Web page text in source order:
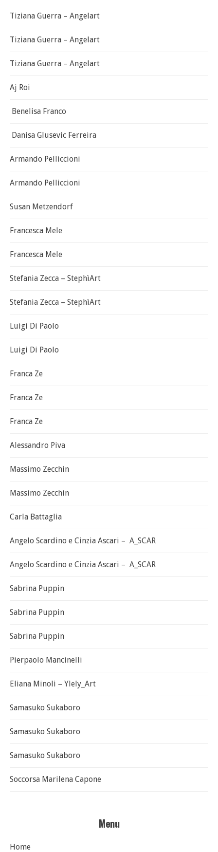
Tiziana Guerra – Angelart
Tiziana Guerra – Angelart
Tiziana Guerra – Angelart
Aj Roi
Benelisa Franco
Danisa Glusevic Ferreira
Armando Pelliccioni
Armando Pelliccioni
Susan Metzendorf
Francesca Mele
Francesca Mele
Stefania Zecca – StephìArt
Stefania Zecca – StephìArt
Luigi Di Paolo
Luigi Di Paolo
Franca Ze
Franca Ze
Franca Ze
Alessandro Piva
Massimo Zecchin
Massimo Zecchin
Carla Battaglia
Angelo Scardino e Cinzia Ascari – A_SCAR
Angelo Scardino e Cinzia Ascari – A_SCAR
Sabrina Puppin
Sabrina Puppin
Sabrina Puppin
Pierpaolo Mancinelli
Eliana Minoli – Ylely_Art
Samasuko Sukaboro
Samasuko Sukaboro
Samasuko Sukaboro
Soccorsa Marilena Capone
Menu
Home